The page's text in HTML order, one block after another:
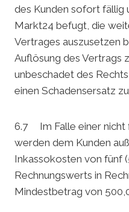
des Kunden sofort fällig
Markt24 befugt, die
Vertrages auszusetzen
Auflösung des Vertrags
unbeschadet des
einen Schadensersatz
6.7 Im Falle einer nicht
werden dem Kunden
Inkassokosten von fünf
Rechnungswerts in
Mindestbetrag von